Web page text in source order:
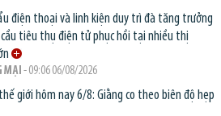
điện thoại và linh kiện duy trì đà tăng trưởng
tiêu thụ điện tử phục hồi tại nhiều thị
MẠI - 09:06 06/08/2026
giới hôm nay 6/8: Giằng co theo biên độ hẹp